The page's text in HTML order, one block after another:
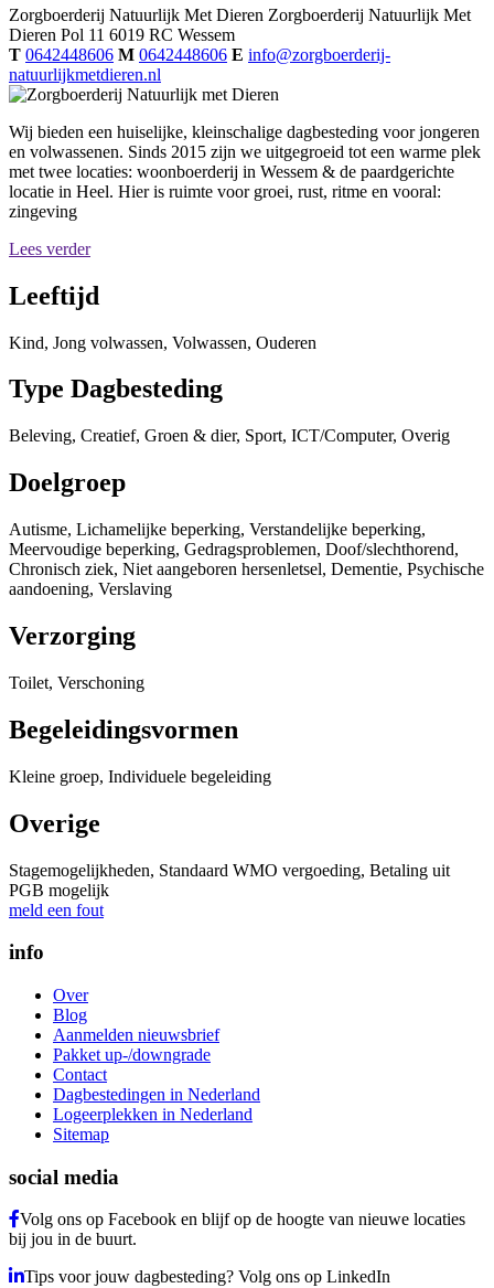
Zorgboerderij Natuurlijk Met Dieren Zorgboerderij Natuurlijk Met
Dieren Pol 11 6019 RC Wessem
T 0642448606 M 0642448606 E info@zorgboerderij-
natuurlijkmetdieren.nl
Wij bieden een huiselijke, kleinschalige dagbesteding voor jongeren
en volwassenen. Sinds 2015 zijn we uitgegroeid tot een warme plek
met twee locaties: woonboerderij in Wessem & de paardgerichte
locatie in Heel. Hier is ruimte voor groei, rust, ritme en vooral:
zingeving
Lees verder
Leeftijd
Kind, Jong volwassen, Volwassen, Ouderen
Type Dagbesteding
Beleving, Creatief, Groen & dier, Sport, ICT/Computer, Overig
Doelgroep
Autisme, Lichamelijke beperking, Verstandelijke beperking,
Meervoudige beperking, Gedragsproblemen, Doof/slechthorend,
Chronisch ziek, Niet aangeboren hersenletsel, Dementie, Psychische
aandoening, Verslaving
Verzorging
Toilet, Verschoning
Begeleidingsvormen
Kleine groep, Individuele begeleiding
Overige
Stagemogelijkheden, Standaard WMO vergoeding, Betaling uit
PGB mogelijk
meld een fout
info
Over
Blog
Aanmelden nieuwsbrief
Pakket up-/downgrade
Contact
Dagbestedingen in Nederland
Logeerplekken in Nederland
Sitemap
social media
Volg ons op Facebook en blijf op de hoogte van nieuwe locaties
bij jou in de buurt.
Tips voor jouw dagbesteding? Volg ons op LinkedIn